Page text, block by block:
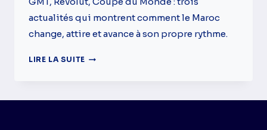
actualités qui montrent comment le Maroc
change, attire et avance à son propre rythme.
LIRE LA SUITE LE